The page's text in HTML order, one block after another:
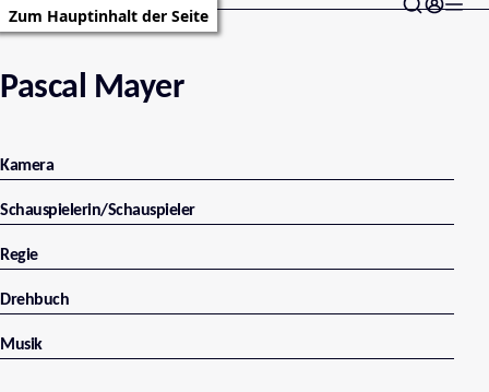
Zum Hauptinhalt der Seite
Pascal Mayer
Kamera
Schauspielerin/Schauspieler
Regie
Drehbuch
Musik